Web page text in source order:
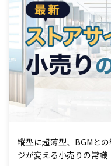
縦型に超薄型、BGMと
ジが変える小売りの常識